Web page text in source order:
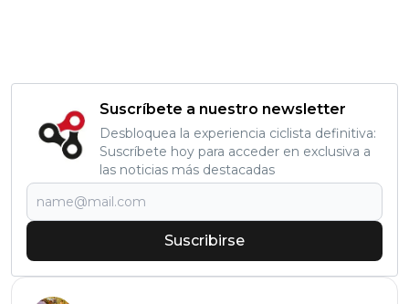
Suscríbete a nuestro newsletter
Desbloquea la experiencia ciclista definitiva:
Suscríbete hoy para acceder en exclusiva a
las noticias más destacadas
Suscribirse